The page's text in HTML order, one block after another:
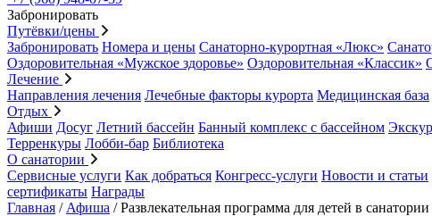
Забронировать
Путёвки/цены
Забронировать Номера и цены Санаторно-курортная «Люкс»
Оздоровительная «Мужское здоровье» Оздоровительная «Классик»
Лечение
Направления лечения Лечебные факторы курорта Медицинская база
Отдых
Афиши Досуг Летний бассейн Банный комплекс с бассейном
Терренкуры Лобби-бар Библиотека
О санатории
Сервисные услуги Как добраться Конгресс-услуги Новости и статьи
сертификаты Награды
Главная / Афиша /Развлекательная программа для детей в